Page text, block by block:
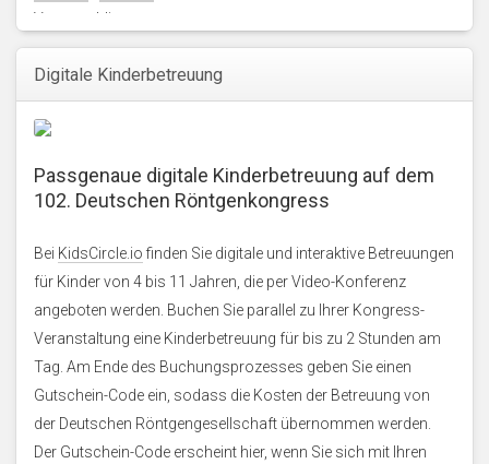
Veranstaltung
die
Akademie
für
Fort-
Digitale Kinderbetreuung
Passgenaue digitale Kinderbetreuung auf dem
102. Deutschen Röntgenkongress
Bei KidsCircle.io finden Sie digitale und interaktive Betreuungen
für Kinder von 4 bis 11 Jahren, die per Video-Konferenz
angeboten werden. Buchen Sie parallel zu Ihrer Kongress-
Veranstaltung eine Kinderbetreuung für bis zu 2 Stunden am
Tag. Am Ende des Buchungsprozesses geben Sie einen
Gutschein-Code ein, sodass die Kosten der Betreuung von
der Deutschen Röntgengesellschaft übernommen werden.
Der Gutschein-Code erscheint hier, wenn Sie sich mit Ihren